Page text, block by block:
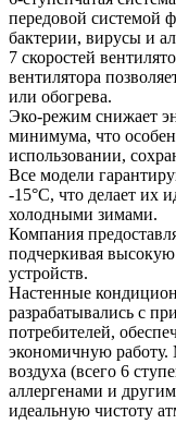
передовой системой
бактерии, вирусы и
7 скоростей
вентилятора
или обогрева.
Эко-режим снижает
минимума, что
использовании,
Все модели
-15°C, что делает их
холодными зимами.
Компания
подчеркивая
устройств.
Настенные
разрабатывались с
потребителей,
экономичную работу.
воздуха (всего 6
аллергенами и
идеальную чистоту